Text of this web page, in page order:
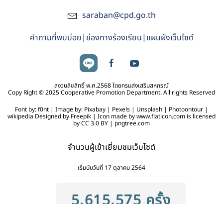
saraban@cpd.go.th
คำถามที่พบบ่อย| ช่องทางร้องเรียน| แผนผังเว็บไซต์
สงวนลิขสิทธิ์ พ.ศ.2568 โดยกรมส่งเสริมสหกรณ์
Copy Right © 2025 Cooperative Promotion Department. All rights Reserved
Font by: f0nt | Image by: Pixabay | Pexels | Unsplash | Photoontour |
wikipedia Designed by Freepik | Icon made by www.flaticon.com is licensed
by CC 3.0 BY | pngtree.com
จำนวนผู้เข้าเยี่ยมชมเว็บไซต์
เริ่มนับวันที่ 17 ตุลาคม 2564